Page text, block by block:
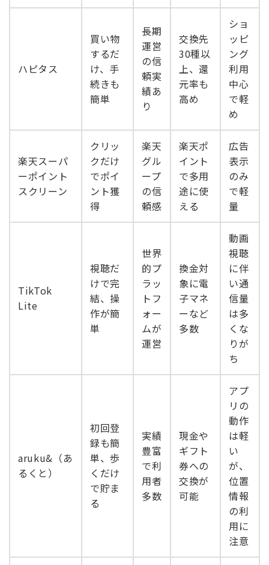
ハピタス
買い物
するだ
け、手
続きも
簡単
長期
運営
の信
頼実
績あ
り
交換先
30種以
上、還
元率も
高め
ショ
ッピ
ング
利用
中心
で軽
め
楽天スーパ
ーポイント
スクリーン
クリッ
クだけ
でポイ
ント獲
得
楽天
グル
ープ
の信
頼感
楽天ポ
イント
で多用
途に使
える
広告
表示
のみ
で軽
量
TikTok
Lite
視聴だ
けで完
結、操
作が簡
単
世界
的プ
ラッ
トフ
ォー
ムが
運営
換金対
象に電
子マネ
ーなど
多数
動画
視聴
に伴
い通
信量
は多
くな
りが
ち
aruku&（あ
るくと）
初回登
録も簡
単、歩
くだけ
で貯ま
る
実績
豊富
で利
用者
多数
現金や
ギフト
券への
交換が
可能
アプ
リの
動作
は軽
い
が、
位置
情報
の利
用に
注意